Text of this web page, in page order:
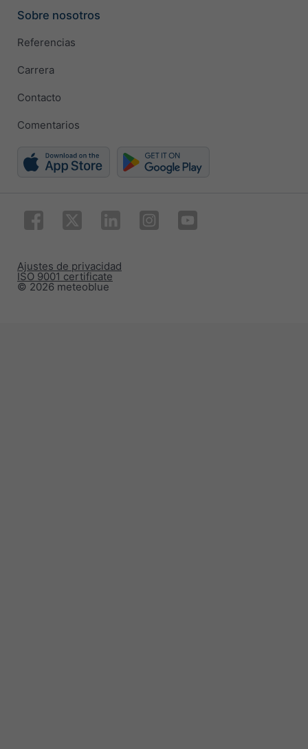
Sobre nosotros
Referencias
Carrera
Contacto
Comentarios
© 2026 meteoblue
ISO 9001 certificate
Ajustes de privacidad